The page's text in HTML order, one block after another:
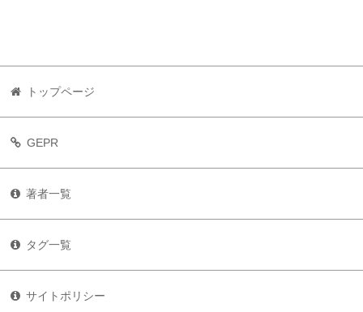
トップページ
GEPR
著者一覧
タグ一覧
サイトポリシー